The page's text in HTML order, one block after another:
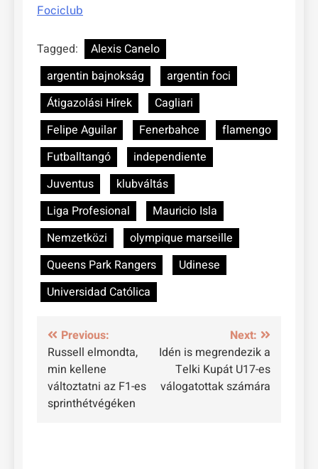
Fociclub
Tagged:
Alexis Canelo
argentin bajnokság
argentin foci
Átigazolási Hírek
Cagliari
Felipe Aguilar
Fenerbahce
flamengo
Futballtangó
independiente
Juventus
klubváltás
Liga Profesional
Mauricio Isla
Nemzetközi
olympique marseille
Queens Park Rangers
Udinese
Universidad Católica
Bejegyzés
navigáció
Previous:
Russell elmondta,
min kellene
változtatni az F1-es
sprinthétvégéken
Next:
Idén is megrendezik a
Telki Kupát U17-es
válogatottak számára